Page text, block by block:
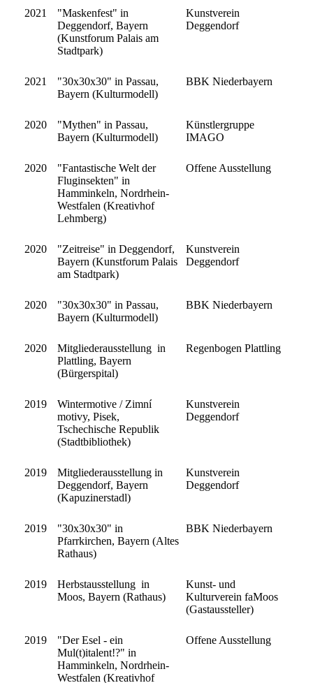
2021
"Maskenfest" in
Deggendorf, Bayern
(Kunstforum Palais am
Stadtpark)
Kunstverein
Deggendorf
2021
"30x30x30" in Passau,
Bayern (Kulturmodell)
BBK Niederbayern
2020
"Mythen" in Passau,
Bayern (Kulturmodell)
Künstlergruppe
IMAGO
2020
"Fantastische Welt der
Fluginsekten" in
Hamminkeln, Nordrhein-
Westfalen (Kreativhof
Lehmberg)
Offene Ausstellung
2020
"Zeitreise" in Deggendorf,
Bayern (Kunstforum Palais
am Stadtpark)
Kunstverein
Deggendorf
2020
"30x30x30" in Passau,
Bayern (Kulturmodell)
BBK Niederbayern
2020
Mitgliederausstellung in
Plattling, Bayern
(Bürgerspital)
Regenbogen Plattling
2019
Wintermotive / Zimní
motivy, Pisek,
Tschechische Republik
(Stadtbibliothek)
Kunstverein
Deggendorf
2019
Mitgliederausstellung in
Deggendorf, Bayern
(Kapuzinerstadl)
Kunstverein
Deggendorf
2019
"30x30x30" in
Pfarrkirchen, Bayern (Altes
Rathaus)
BBK Niederbayern
2019
Herbstausstellung in
Moos, Bayern (Rathaus)
Kunst- und
Kulturverein faMoos
(Gastaussteller)
2019
"Der Esel - ein
Mul(t)italent!?" in
Hamminkeln, Nordrhein-
Westfalen (Kreativhof
Offene Ausstellung